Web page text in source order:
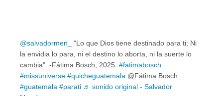
@salvadormen_
"Lo que Dios tiene destinado para ti; Ni
la envidia lo para, ni el destino lo aborta, ni la suerte lo
cambia". -Fátima Bosch, 2025. #fatimabosch
#missuniverse #quicheguatemala @Fátima Bosch
#guatemala #parati ♬ sonido original - Salvador